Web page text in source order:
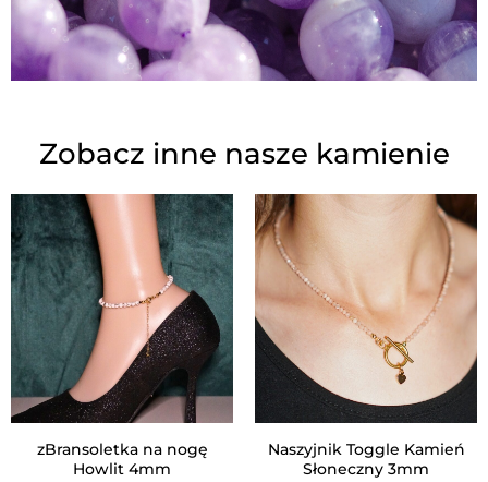
Zobacz inne nasze kamienie
zBransoletka na nogę
Howlit 4mm
Naszyjnik Toggle Kamień
Słoneczny 3mm